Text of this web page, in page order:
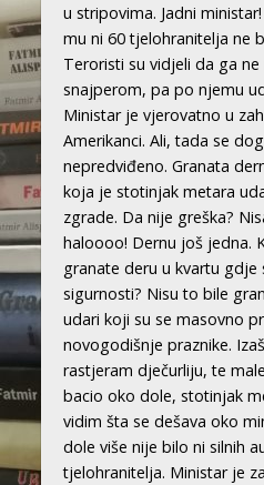
u stripovima. Jadni
mu ni 60 tjelohranitelja ne
Teroristi su vidjeli da ga
snajperom, pa po njemu
Ministar je vjerovatno u
Amerikanci. Ali, tada se
nepredviđeno. Granata
koja je stotinjak metara
zgrade. Da nije greška?
haloooo! Dernu još jedna.
granate deru u kvartu gdje
sigurnosti? Nisu to bile
udari koji su se masovno
novogodišnje praznike.
rastjeram dječurliju, te
bacio oko dole, stotinjak
vidim šta se dešava oko
dole više nije bilo ni silnih
tjelohranitelja. Ministar je